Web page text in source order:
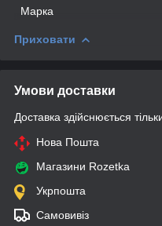
Марка
Приховати
Умови доставки
Доставка здійснюється
Нова Пошта
Магазини Rozetka
Укрпошта
Самовивіз